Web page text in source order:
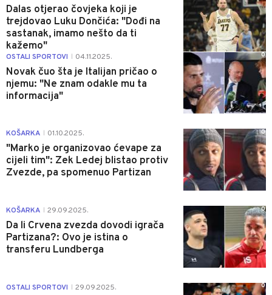
Dalas otjerao čovjeka koji je
trejdovao Luku Dončića: "Dođi na
sastanak, imamo nešto da ti
kažemo"
OSTALI SPORTOVI 04.11.2025.
Novak čuo šta je Italijan pričao o
njemu: "Ne znam odakle mu ta
informacija"
0
KOŠARKA 01.10.2025.
"Marko je organizovao ćevape za
cijeli tim": Zek Ledej blistao protiv
Zvezde, pa spomenuo Partizan
0
KOŠARKA 29.09.2025.
Da li Crvena zvezda dovodi igrača
Partizana?: Ovo je istina o
transferu Lundberga
0
OSTALI SPORTOVI 29.09.2025. 0